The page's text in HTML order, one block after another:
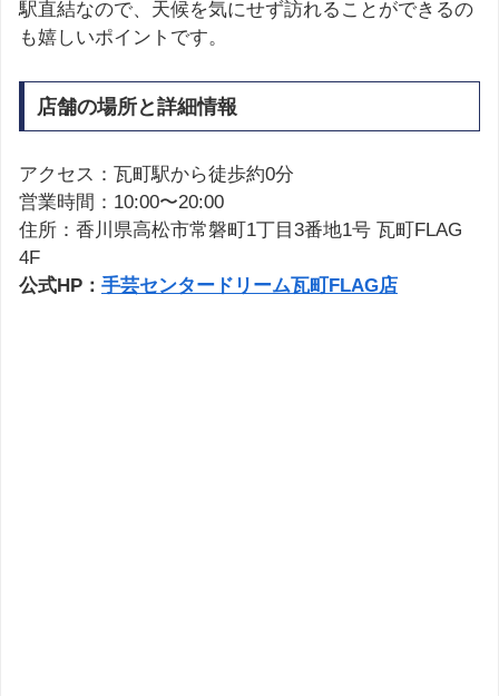
駅直結なので、天候を気にせず訪れることができるの
も嬉しいポイントです。
店舗の場所と詳細情報
アクセス：瓦町駅から徒歩約0分
営業時間：10:00〜20:00
住所：香川県高松市常磐町1丁目3番地1号 瓦町FLAG
4F
公式HP： 手芸センタードリーム瓦町FLAG店